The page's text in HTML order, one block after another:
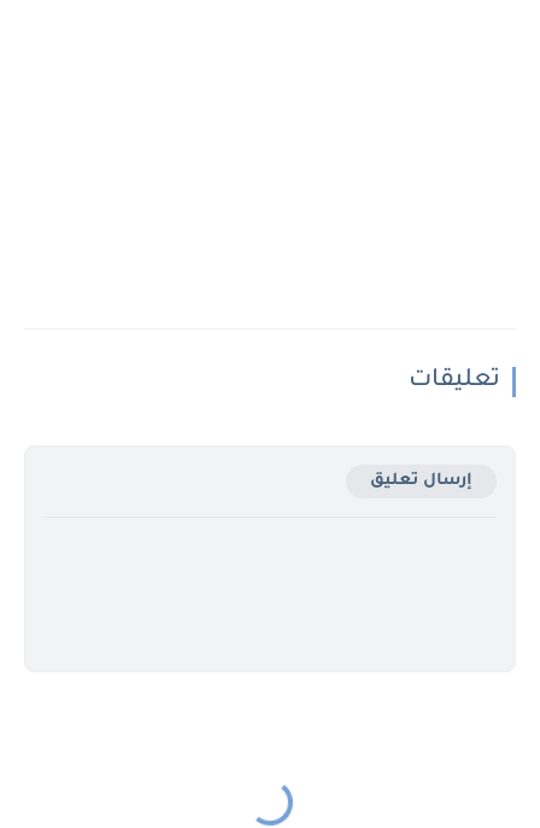
تعليقات
إرسال تعليق